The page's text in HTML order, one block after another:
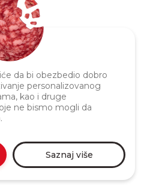
da bi obezbedio dobro
personalizovanog
kao i druge
ne bismo mogli da
Saznaj više
privatnosti